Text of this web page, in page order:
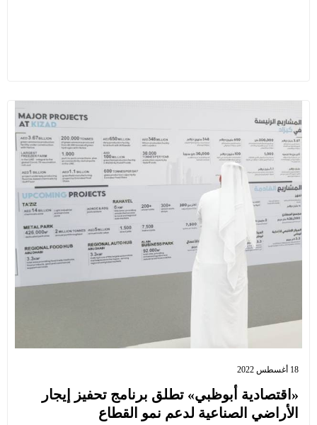
18 أغسطس 2022
«اقتصادية أبوظبي» تطلق برنامج تحفيز إيجار
الأراضي الصناعية لدعم نمو القطاع